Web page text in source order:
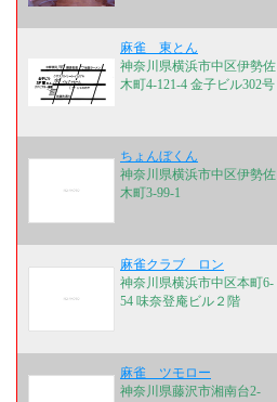
麻雀 東とん
神奈川県横浜市中区伊勢佐
木町4-121-4 金子ビル302号
ちょんぼくん
神奈川県横浜市中区伊勢佐
木町3-99-1
麻雀クラブ ロン
神奈川県横浜市中区本町6-
54 味奈登庵ビル２階
麻雀 ツモロー
神奈川県藤沢市湘南台2-